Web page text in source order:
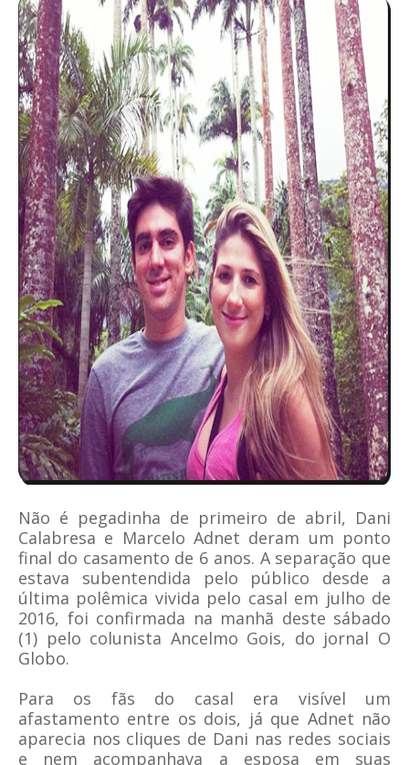
Não é pegadinha de primeiro de abril, Dani
Calabresa e Marcelo Adnet deram um ponto
final do casamento de 6 anos. A separação que
estava subentendida pelo público desde a
última polêmica vivida pelo casal em julho de
2016, foi confirmada na manhã deste sábado
(1) pelo colunista Ancelmo Gois, do jornal O
Globo.
Para os fãs do casal era visível um
afastamento entre os dois, já que Adnet não
aparecia nos cliques de Dani nas redes sociais
e nem acompanhava a esposa em suas